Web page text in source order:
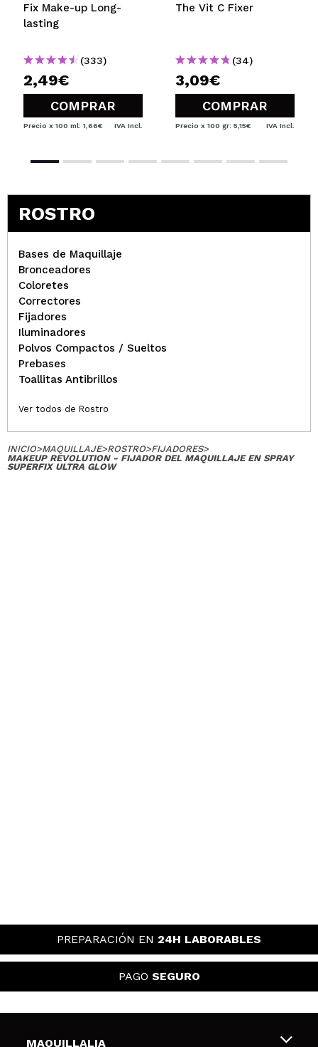
Fix Make-up Long-
lasting
(333)
2,49€
COMPRAR
Precio x 100 ml: 1,66€ IVA Incl.
The Vit C Fixer
(34)
3,09€
COMPRAR
Precio x 100 gr: 5,15€ IVA Incl.
ROSTRO
Bases de Maquillaje
Bronceadores
Coloretes
Correctores
Fijadores
Iluminadores
Polvos Compactos / Sueltos
Prebases
Toallitas Antibrillos
Ver todos de Rostro
INICIO>MAQUILLAJE>ROSTRO>FIJADORES>
MAKEUP REVOLUTION - FIJADOR DEL MAQUILLAJE EN SPRAY
SUPERFIX ULTRA GLOW
PREPARACIÓN EN 24H LABORABLES
PAGO SEGURO
MAQUILLALIA